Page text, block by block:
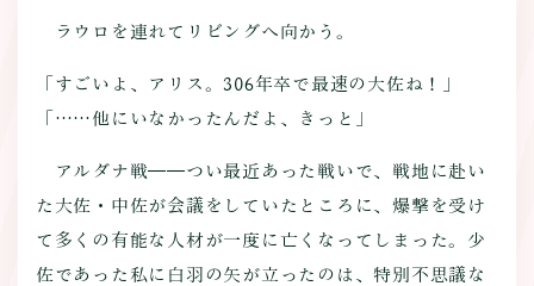
ラウロを連れてリビングへ向かう。
「すごいよ、アリス。306年卒で最速の大佐ね！」
「……他にいなかったんだよ、きっと」
アルダナ戦――つい最近あった戦いで、戦地に赴い
た大佐・中佐が会議をしていたところに、爆撃を受け
て多くの有能な人材が一度に亡くなってしまった。少
佐であった私に白羽の矢が立ったのは、特別不思議な